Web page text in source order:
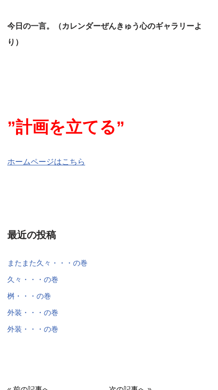
今日の一言。（カレンダーぜんきゅう心のギャラリーよ
り）
”計画を立てる”
ホームページはこちら
最近の投稿
またまた久々・・・の巻
久々・・・の巻
桝・・・の巻
外装・・・の巻
外装・・・の巻